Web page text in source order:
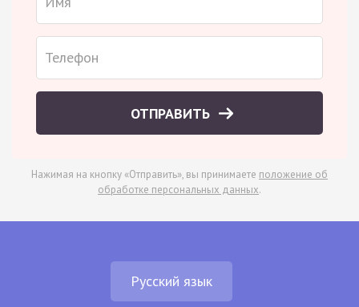
ОТПРАВИТЬ
Нажимая на кнопку «Отправить», вы принимаете положение об
обработке персональных данных.
Русский язык